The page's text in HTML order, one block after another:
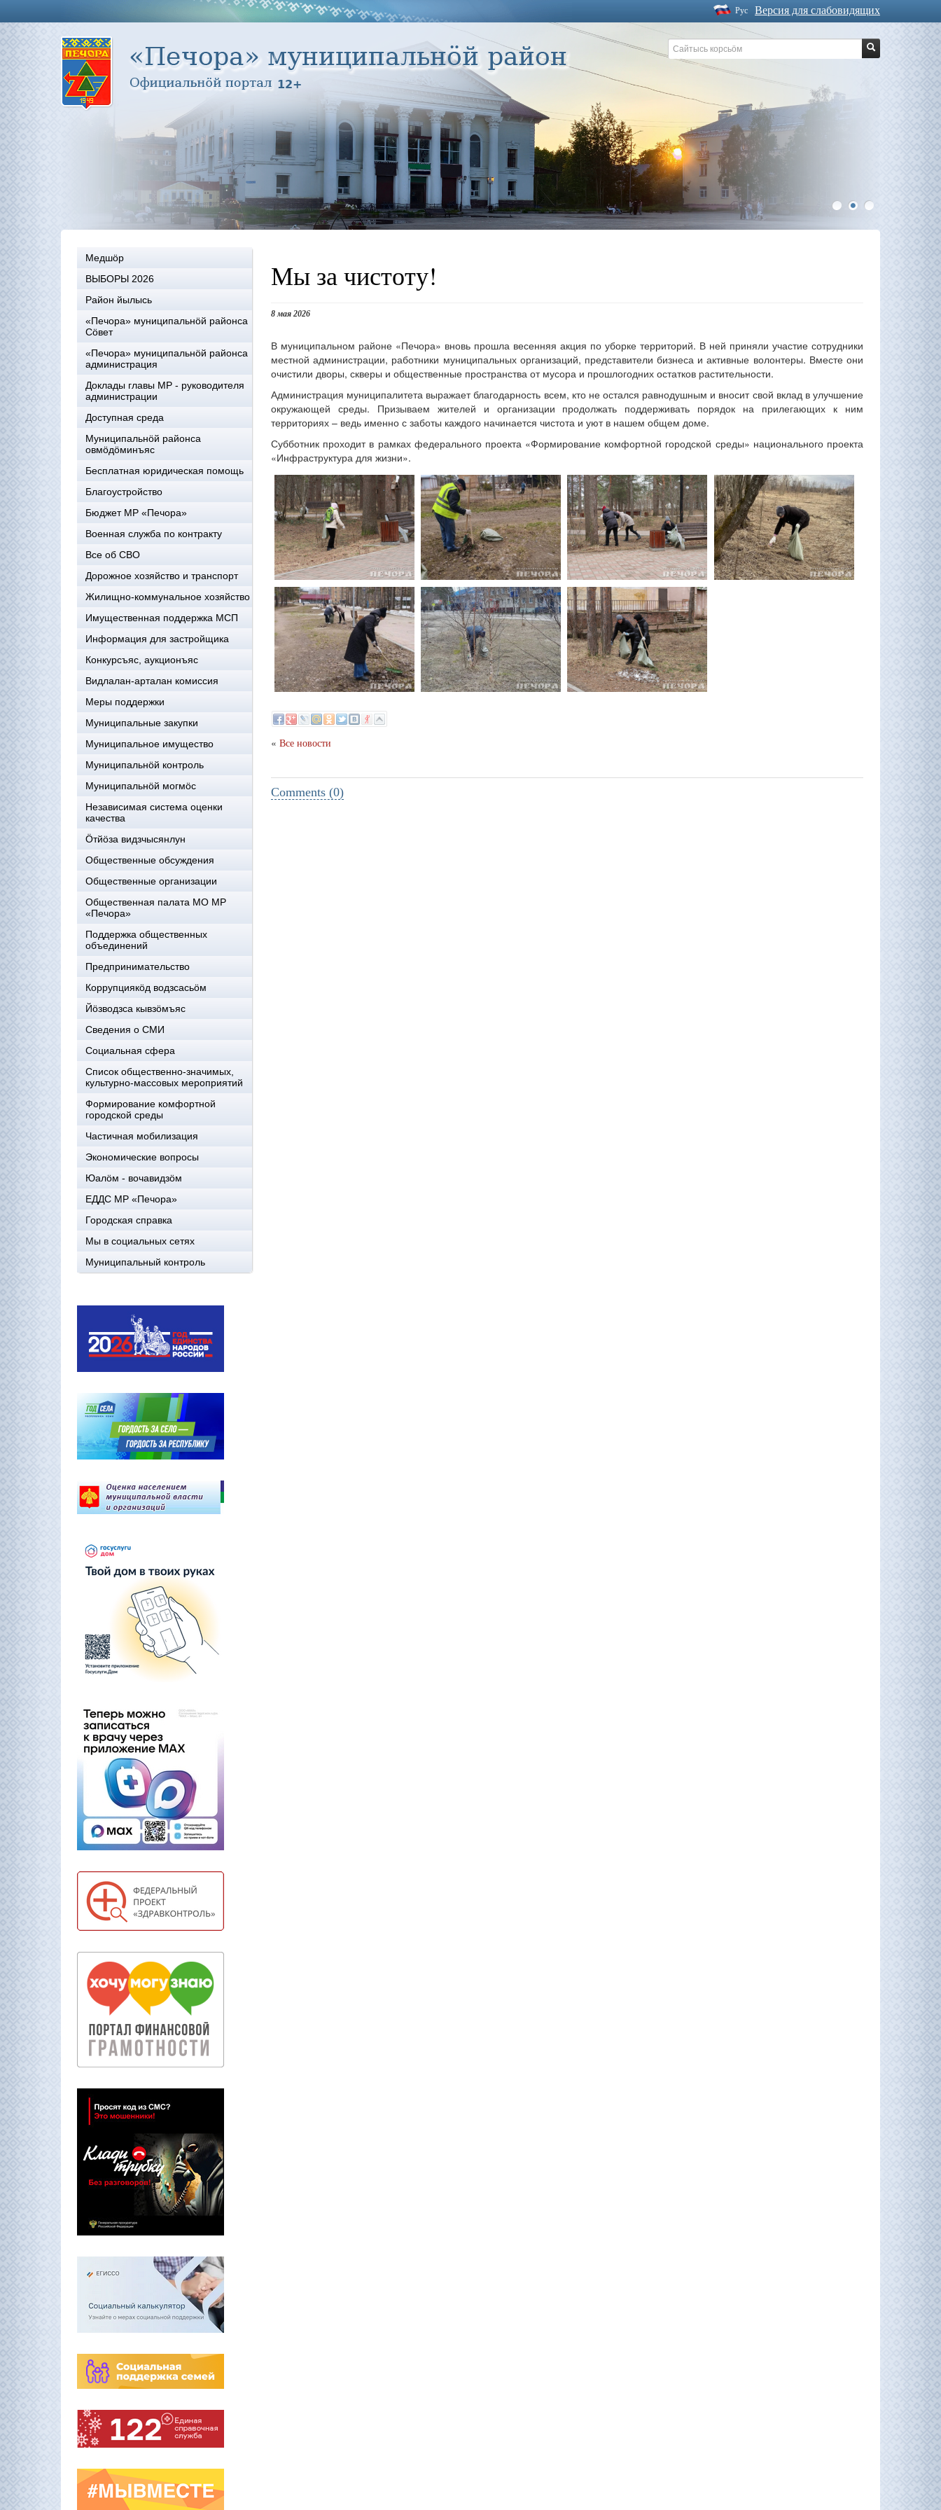
Версия для слабовидящих
Рус
1 2 3
Медшöр
ВЫБОРЫ 2026
Район йылысь
«Печора» муниципальнöй районса
Сöвет
«Печора» муниципальнöй районса
администрация
Доклады главы МР - руководителя
администрации
Доступная среда
Муниципальнöй районса
овмöдöминъяс
Бесплатная юридическая помощь
Благоустройство
Бюджет МР «Печора»
Военная служба по контракту
Все об СВО
Дорожное хозяйство и транспорт
Жилищно-коммунальное хозяйство
Имущественная поддержка МСП
Информация для застройщика
Конкурсъяс, аукционъяс
Видлалан-арталан комиссия
Меры поддержки
Муниципальные закупки
Муниципальное имущество
Муниципальнӧй контроль
Муниципальнöй могмöс
Независимая система оценки
качества
Öтйöза видзчысянлун
Общественные обсуждения
Общественные организации
Общественная палата МО МР
«Печора»
Поддержка общественных
объединений
Предпринимательство
Коррупциякöд водзсасьöм
Йöзводзса кывзöмъяс
Сведения о СМИ
Социальная сфера
Список общественно-значимых,
культурно-массовых мероприятий
Формирование комфортной
городской среды
Частичная мобилизация
Экономические вопросы
Юалӧм - вочавидзӧм
ЕДДС МР «Печора»
Городская справка
Мы в социальных сетях
Муниципальный контроль
Мы за чистоту!
8 мая 2026
В муниципальном районе «Печора» вновь прошла весенняя акция по уборке территорий. В ней приняли участие сотрудники
местной администрации, работники муниципальных организаций, представители бизнеса и активные волонтеры. Вместе они
очистили дворы, скверы и общественные пространства от мусора и прошлогодних остатков растительности.
Администрация муниципалитета выражает благодарность всем, кто не остался равнодушным и вносит свой вклад в улучшение
окружающей среды. Призываем жителей и организации продолжать поддерживать порядок на прилегающих к ним
территориях – ведь именно с заботы каждого начинается чистота и уют в нашем общем доме.
Субботник проходит в рамках федерального проекта «Формирование комфортной городской среды» национального проекта
«Инфраструктура для жизни».
« Все новости
Comments (0)